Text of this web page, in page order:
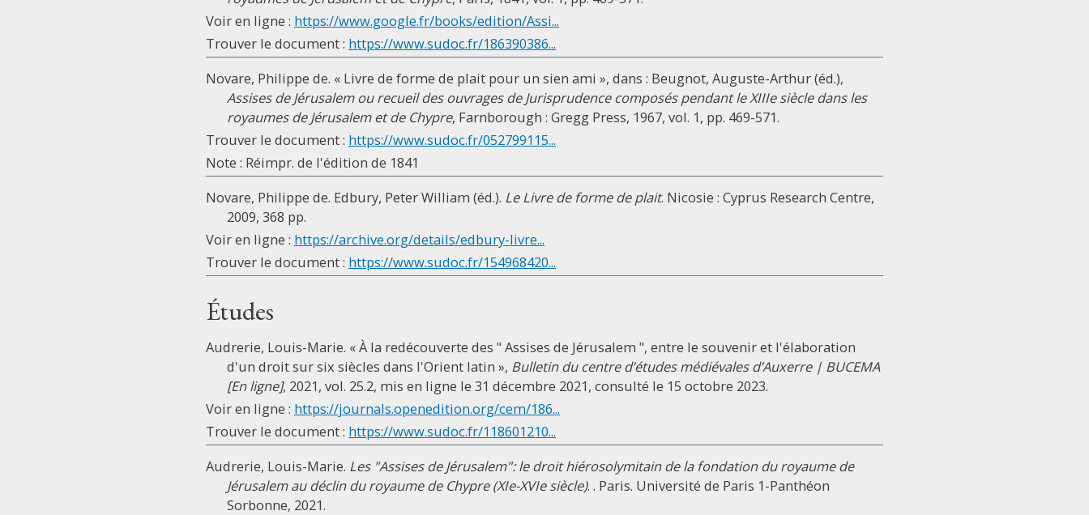
Voir en ligne : https://www.google.fr/books/edition/Assi...
Trouver le document : https://www.sudoc.fr/186390386...
Novare, Philippe de. « Livre de forme de plait pour un sien ami », dans : Beugnot, Auguste-Arthur (éd.),
Assises de Jérusalem ou recueil des ouvrages de Jurisprudence composés pendant le XIIIe siècle dans les
royaumes de Jérusalem et de Chypre, Farnborough : Gregg Press, 1967, vol. 1, pp. 469-571.
Trouver le document : https://www.sudoc.fr/052799115...
Note : Réimpr. de l'édition de 1841
Novare, Philippe de. Edbury, Peter William (éd.). Le Livre de forme de plait. Nicosie : Cyprus Research Centre,
2009, 368 pp.
Voir en ligne : https://archive.org/details/edbury-livre...
Trouver le document : https://www.sudoc.fr/154968420...
Études
Audrerie, Louis-Marie. « À la redécouverte des " Assises de Jérusalem ", entre le souvenir et l'élaboration
d'un droit sur six siècles dans l'Orient latin », Bulletin du centre d’études médiévales d’Auxerre | BUCEMA
[En ligne], 2021, vol. 25.2, mis en ligne le 31 décembre 2021, consulté le 15 octobre 2023.
Voir en ligne : https://journals.openedition.org/cem/186...
Trouver le document : https://www.sudoc.fr/118601210...
Audrerie, Louis-Marie. Les "Assises de Jérusalem": le droit hiérosolymitain de la fondation du royaume de
Jérusalem au déclin du royaume de Chypre (XIe-XVIe siècle). . Paris. Université de Paris 1-Panthéon
Sorbonne, 2021.